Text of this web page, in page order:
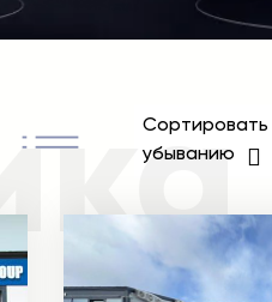
Сортировать
убыванию